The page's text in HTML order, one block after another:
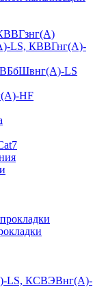
LS, КВВГнг(А)-
LS
HF
КСВЭВнг(А)-